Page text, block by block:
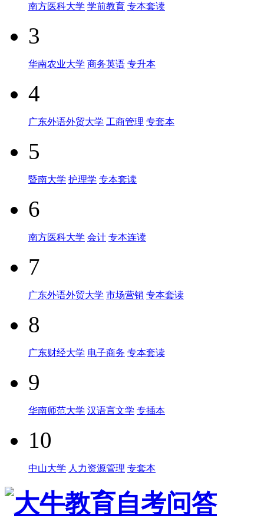
南方医科大学 学前教育 专本套读
3
华南农业大学 商务英语 专升本
4
广东外语外贸大学 工商管理 专套本
5
暨南大学 护理学 专本套读
6
南方医科大学 会计 专本连读
7
广东外语外贸大学 市场营销 专本套读
8
广东财经大学 电子商务 专本套读
9
华南师范大学 汉语言文学 专插本
10
中山大学 人力资源管理 专套本